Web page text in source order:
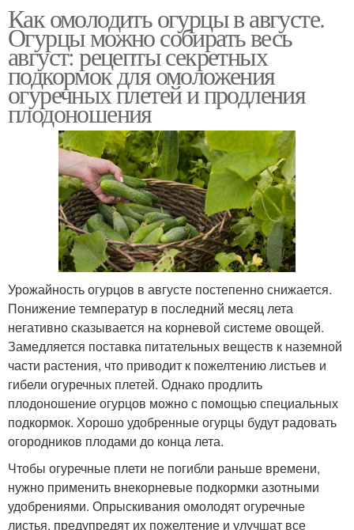
Как омолодить огурцы в августе.
Огурцы можно собирать весь
август: рецепты секретных
подкормок для омоложения
огуречных плетей и продления
плодоношения
Урожайность огурцов в августе постепенно снижается.
Понижение температур в последний месяц лета
негативно сказывается на корневой системе овощей.
Замедляется поставка питательных веществ к наземной
части растения, что приводит к пожелтению листьев и
гибели огуречных плетей. Однако продлить
плодоношение огурцов можно с помощью специальных
подкормок. Хорошо удобренные огурцы будут радовать
огородников плодами до конца лета.
Чтобы огуречные плети не погибли раньше времени,
нужно применить внекорневые подкормки азотными
удобрениями. Опрыскивания омолодят огуречные
листья, предупредят их пожелтение и улучшат все